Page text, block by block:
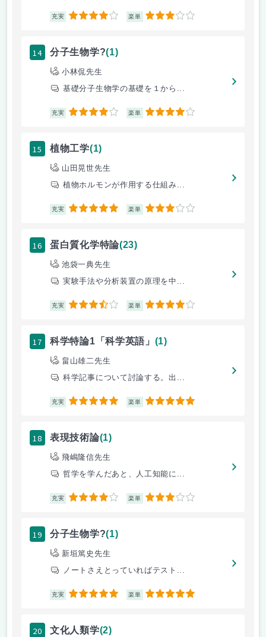
充実 4 楽単 3
14 分子生物学?(1)
小林侃先生
基礎分子生物学の基礎を１から...
充実 4 楽単 4
15 植物工学(1)
山田晃世先生
植物ホルモンが作用する仕組み...
充実 5 楽単 3
16 蛋白質化学特論(23)
池袋一典先生
実験手法や分析装置の原理を中...
充実 3.5 楽単 4
17 科学特論1「科学英語」 (1)
畠山雄二先生
科学記事について討論する。出...
充実 5 楽単 5
18 表現技術論(1)
飛嶋隆信先生
哲学を学んだあと、人工知能に...
充実 4 楽単 3
19 分子生物学?(1)
新垣篤史先生
ノートさえとっていればテスト...
充実 5 楽単 5
20 文化人類学(2)